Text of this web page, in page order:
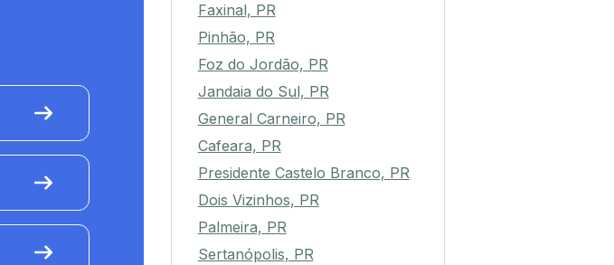
Faxinal, PR
Pinhão, PR
Foz do Jordão, PR
Jandaia do Sul, PR
General Carneiro, PR
Cafeara, PR
Presidente Castelo Branco, PR
Dois Vizinhos, PR
Palmeira, PR
Sertanópolis, PR